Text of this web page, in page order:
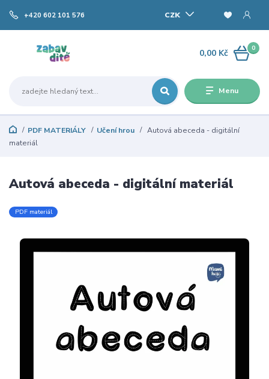
Menu
CZK
+420 602 101 576
0
0,00 Kč
PDF MATERIÁLY Učení hrou
Autová abeceda - digitální
materiál
Autová abeceda - digitální materiál
PDF materiál